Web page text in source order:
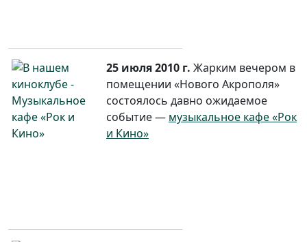
25 июля 2010 г. Жарким вечером в
помещении «Нового Акрополя»
состоялось давно ожидаемое
событие — музыкальное кафе «Рок
и Кино»